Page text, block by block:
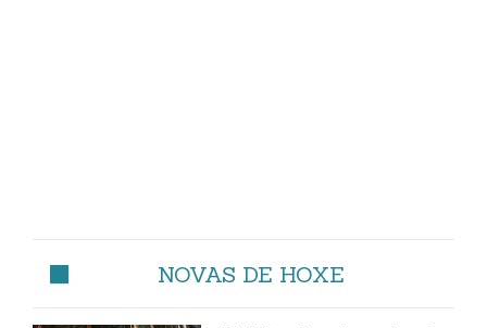
NOVAS DE HOXE